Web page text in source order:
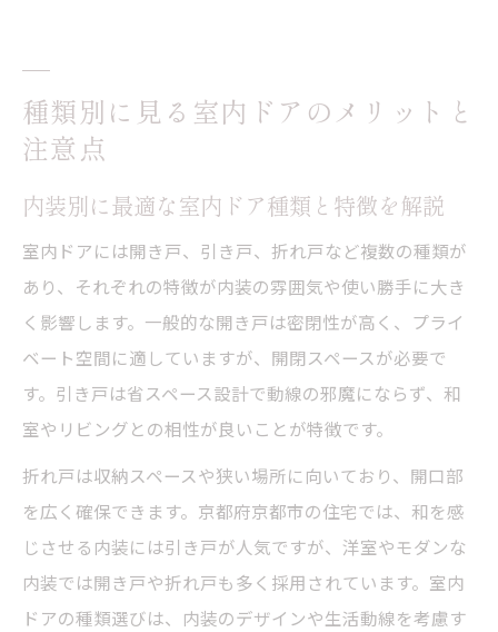
種類別に見る室内ドアのメリットと
注意点
内装別に最適な室内ドア種類と特徴を解説
室内ドアには開き戸、引き戸、折れ戸など複数の種類が
あり、それぞれの特徴が内装の雰囲気や使い勝手に大き
く影響します。一般的な開き戸は密閉性が高く、プライ
ベート空間に適していますが、開閉スペースが必要で
す。引き戸は省スペース設計で動線の邪魔にならず、和
室やリビングとの相性が良いことが特徴です。
折れ戸は収納スペースや狭い場所に向いており、開口部
を広く確保できます。京都府京都市の住宅では、和を感
じさせる内装には引き戸が人気ですが、洋室やモダンな
内装では開き戸や折れ戸も多く採用されています。室内
ドアの種類選びは、内装のデザインや生活動線を考慮す